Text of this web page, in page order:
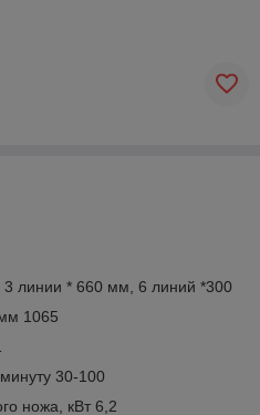
линии * 660 мм, 6 линий *300
1065
30-100
ножа, кВт 6,2